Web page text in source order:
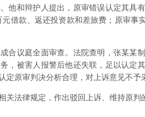
和辩护人提出，原审错误认定其具
借款、返还投资款和差旅费；原审事
议庭全面审查。法院查明，张某某
，被害人报警后他还失联，足以认定
定原审判决分析合理，对上诉意见不予
法律规定，作出驳回上诉、维持原判